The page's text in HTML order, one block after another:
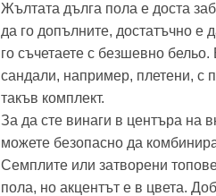
Жълтата дълга пола е доста
да го допълните, достатъчно е
го съчетаете с безшевно
сандали, например, плетени, с
такъв комплект.
За да сте винаги в центъра на
можете безопасно да
Семплите или затворени
пола, но акцентът е в цвета.